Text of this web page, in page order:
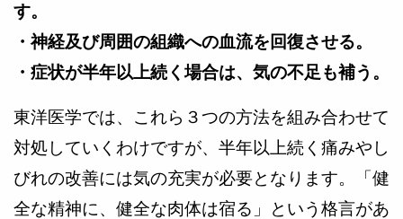
す。
・神経及び周囲の組織への血流を回復させる。
・症状が半年以上続く場合は、気の不足も補う。
東洋医学では、これら３つの方法を組み合わせて
対処していくわけですが、半年以上続く痛みやし
びれの改善には気の充実が必要となります。「健
全な精神に、健全な肉体は宿る」という格言があ